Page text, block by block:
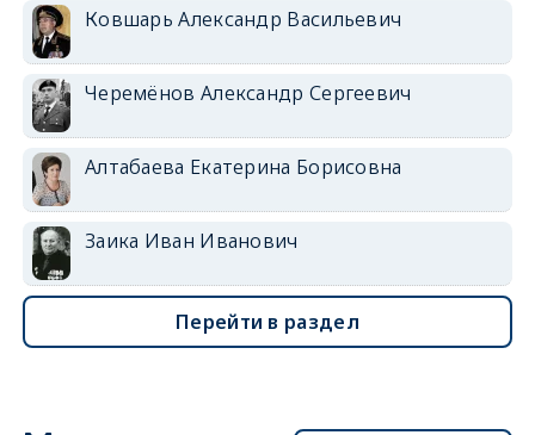
Ковшарь Александр Васильевич
Черемёнов Александр Сергеевич
Алтабаева Екатерина Борисовна
Заика Иван Иванович
Перейти в раздел